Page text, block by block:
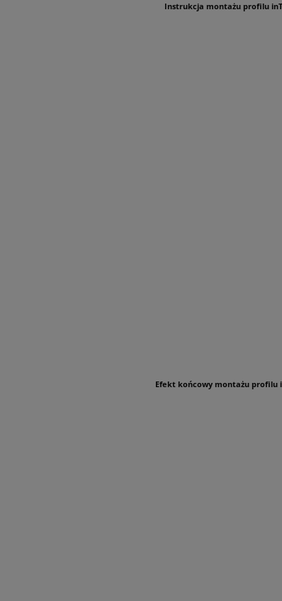
Instrukcja montażu profilu
Efekt końcowy montażu profilu